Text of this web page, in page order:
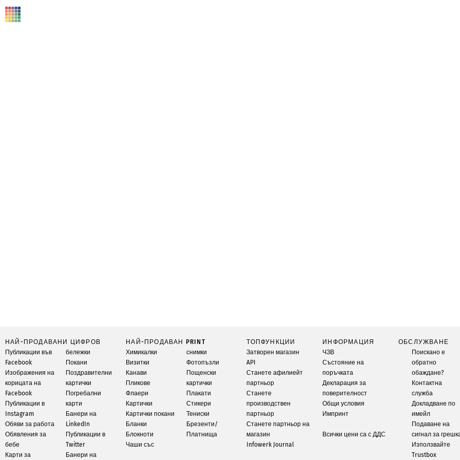
НАЙ-ПРОДАВАНИ ЦИФРОВ
Публикации във
Facebook
Изображения на
корицата на
Facebook
Публикации в
Instagram
Обяви за работа
Обявления за
бебе
Карти за
бележки
Покани
Поздравителни
картички
Погребални
карти
Банери на
LinkedIn
Публикации в
Twitter
Банери на
НАЙ-ПРОДАВАН PRINT
Химикалки
Визитки
Канави
Пликове
Флаери
Картички
Картички покани
Бланки
Блокноти
Чаши със
снимки
Фотопъзли
Пощенски
картички
Плакати
Стикери
Тениски
Брезенти/
Платнища
ТОПФУНКЦИИ
Затворен магазин
API
Станете афилиейт
партньор
Станете
производствен
партньор
Станете партньор на
магазин
Infowerk Journal
ИНФОРМАЦИЯ
ЧЗВ
Състояние на
поръчката
Декларация за
поверителност
Общи условия
Импринт
Всички цени са с ДДС
ОБСЛУЖВАНЕ
Поискано е
обратно
обаждане?
Контактна
служба
Докладване по
имейл
Подаване на
сигнал за
Използвайте
Trustbox